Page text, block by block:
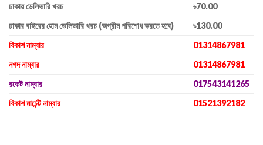
ঢাকায় ডেলিভারি খরচ
৳70.00
ঢাকার বাইরের হোম ডেলিভারি খরচ (অগ্রীম পরিশোধ করতে হবে)
৳130.00
বিকাশ নাম্বার
01314867981
নগদ নাম্বার
01314867981
রকেট নাম্বার
017543141265
বিকাশ মার্চেন্ট নাম্বার
01521392182